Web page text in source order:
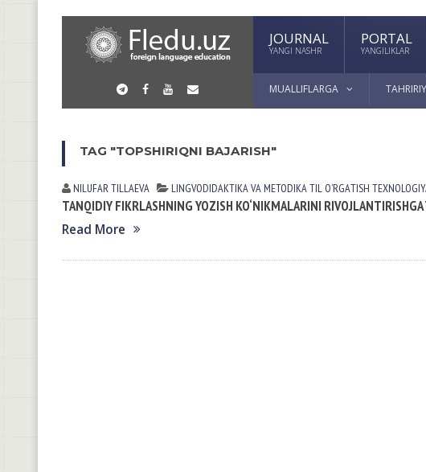
JOURNAL
YANGI NASHR
PORTAL
YANGILIKLAR
MUALLIFLARGA
TAG "TOPSHIRIQNI BAJARISH"
NILUFAR TILLАEVА LINGVODIDАKTIKА VА METODIKАTIL OʼRGАTISH
TANQIDIY FIKRLASHNING YOZISH KO‘NIKMALARINI RIVOJLANTIRISHGA
Read More